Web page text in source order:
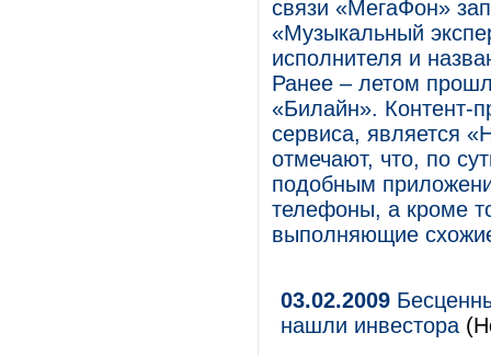
связи «МегаФон»
«Музыкальный
исполнителя и
Ранее – летом
«Билайн». Контент-
сервиса, является
отмечают, что, по
подобным
телефоны, а кроме
выполняющие
03.02.2009
нашли инвестора